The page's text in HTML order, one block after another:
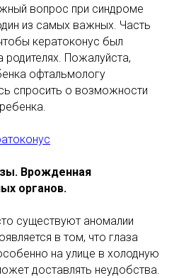
вопрос при синдроме
из самых важных. Часть
кератоконус был
родителях. Пожалуйста,
офтальмологу
спросить о возможности
Врожденная
органов.
существуют аномалии
в том, что глаза
на улице в холодную
доставлять неудобства.